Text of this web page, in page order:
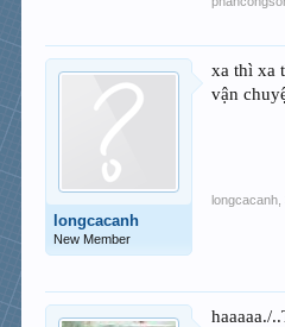
longcacanh
New Member
xa thì xa
vận
longcacanh
haaaaa./